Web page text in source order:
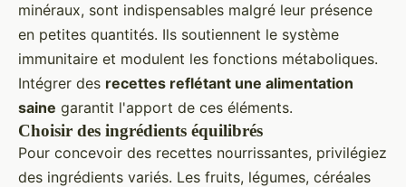
minéraux, sont indispensables malgré leur présence
en petites quantités. Ils soutiennent le système
immunitaire et modulent les fonctions métaboliques.
Intégrer des recettes reflétant une alimentation
saine garantit l'apport de ces éléments.
Choisir des ingrédients équilibrés
Pour concevoir des recettes nourrissantes, privilégiez
des ingrédients variés. Les fruits, légumes, céréales